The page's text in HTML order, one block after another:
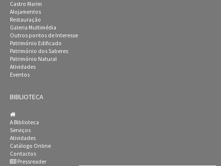
Castro Marim
Alojamentos
Restauração
Galeria Multimédia
Outros pontos de Interesse
Património Edificado
Património dos Saberes
Património Natural
Atividades
Eventos
BIBLIOTECA
A Biblioteca
Serviços
Atividades
Catálogo Online
Contactos
Pressreader